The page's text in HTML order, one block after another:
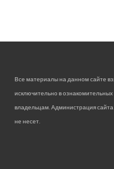
Все материалы на данном сайте
исключительно в
владельцам. Администрация
не несет.